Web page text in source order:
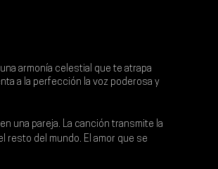
armonía celestial que te atrapa
a la perfección la voz poderosa y
una pareja. La canción transmite la
resto del mundo. El amor que se